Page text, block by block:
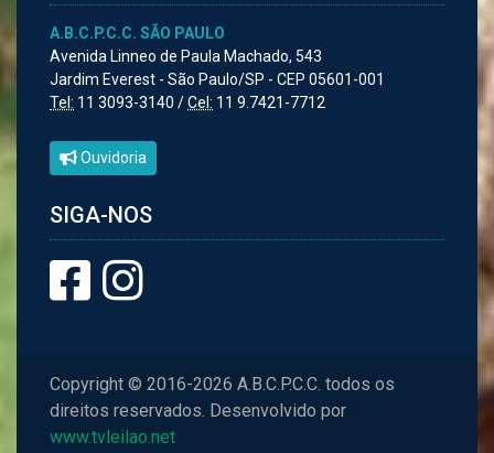
A.B.C.P.C.C. SÃO PAULO
Avenida Linneo de Paula Machado, 543
Jardim Everest - São Paulo/SP - CEP 05601-001
Tel: 11 3093-3140 /Cel: 11 9.7421-7712
Ouvidoria
SIGA-NOS
Copyright © 2016-2026 A.B.C.P.C.C. todos os
direitos reservados. Desenvolvido por
www.tvleilao.net